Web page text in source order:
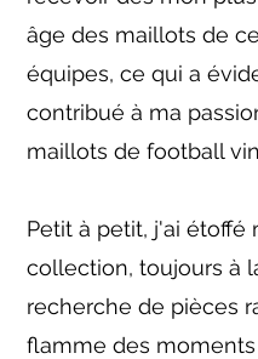
âge des maillots de
équipes, ce qui a
contribué à ma
maillots de football
Petit à petit, j'ai étoffé
collection, toujours à
recherche de pièces
flamme des